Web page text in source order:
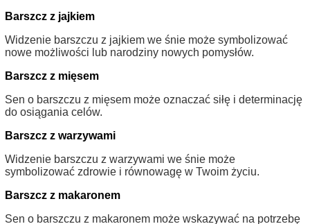
Barszcz z jajkiem
Widzenie barszczu z jajkiem we śnie może symbolizować
nowe możliwości lub narodziny nowych pomysłów.
Barszcz z mięsem
Sen o barszczu z mięsem może oznaczać siłę i determinację
do osiągania celów.
Barszcz z warzywami
Widzenie barszczu z warzywami we śnie może
symbolizować zdrowie i równowagę w Twoim życiu.
Barszcz z makaronem
Sen o barszczu z makaronem może wskazywać na potrzebę